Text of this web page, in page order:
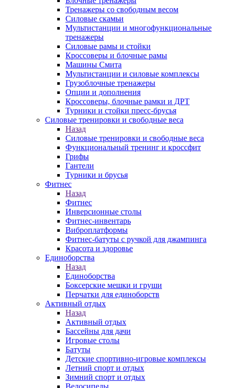
Тренажеры со свободным весом
Силовые скамьи
Мультистанции и многофункциональные
тренажеры
Силовые рамы и стойки
Кроссоверы и блочные рамы
Машины Смита
Мультистанции и силовые комплексы
Грузоблочные тренажеры
Опции и дополнения
Кроссоверы, блочные рамки и ДРТ
Турники и стойки пресс-брусья
Силовые тренировки и свободные веса
Назад
Силовые тренировки и свободные веса
Функциональный тренинг и кроссфит
Грифы
Гантели
Турники и брусья
Фитнес
Назад
Фитнес
Инверсионные столы
Фитнес-инвентарь
Виброплатформы
Фитнес-батуты с ручкой для джампинга
Красота и здоровье
Единоборства
Назад
Единоборства
Боксерские мешки и груши
Перчатки для единоборств
Активный отдых
Назад
Активный отдых
Бассейны для дачи
Игровые столы
Батуты
Детские спортивно-игровые комплексы
Летний спорт и отдых
Зимний спорт и отдых
Велосипеды